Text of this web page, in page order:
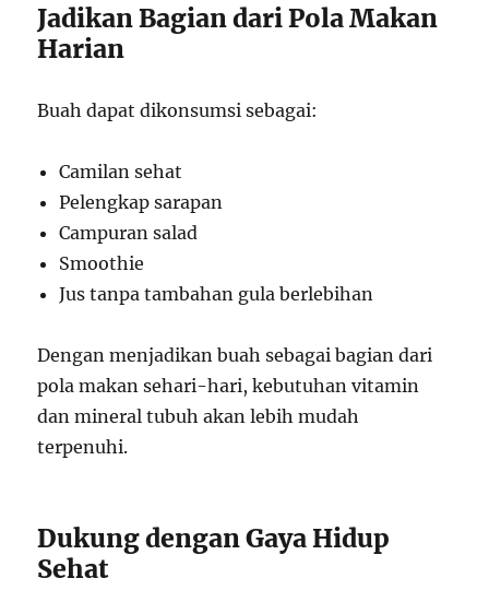
Jadikan Bagian dari Pola Makan
Harian
Buah dapat dikonsumsi sebagai:
Camilan sehat
Pelengkap sarapan
Campuran salad
Smoothie
Jus tanpa tambahan gula berlebihan
Dengan menjadikan buah sebagai bagian dari
pola makan sehari-hari, kebutuhan vitamin
dan mineral tubuh akan lebih mudah
terpenuhi.
Dukung dengan Gaya Hidup
Sehat